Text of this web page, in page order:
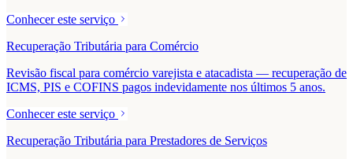
Conhecer este serviço
Recuperação Tributária para Comércio
Revisão fiscal para comércio varejista e atacadista — recuperação de
ICMS, PIS e COFINS pagos indevidamente nos últimos 5 anos.
Conhecer este serviço
Recuperação Tributária para Prestadores de Serviços